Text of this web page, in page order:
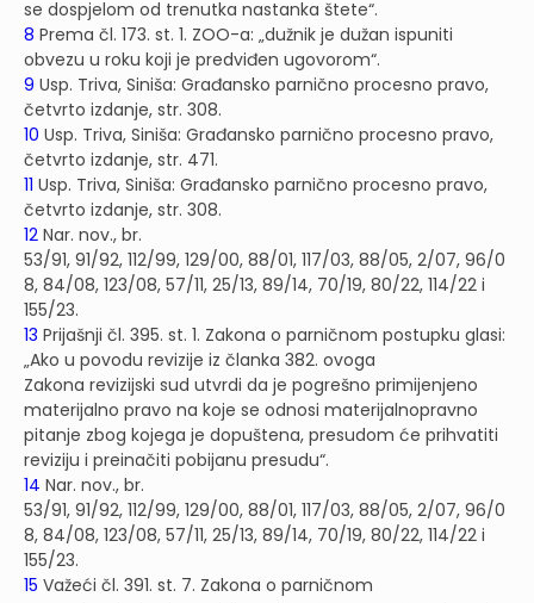
se dospjelom od trenutka nastanka štete“.
8 Prema čl. 173. st. 1. ZOO-a: „dužnik je dužan ispuniti
obvezu u roku koji je predviđen ugovorom“.
9 Usp. Triva, Siniša: Građansko parnično procesno pravo,
četvrto izdanje, str. 308.
10 Usp. Triva, Siniša: Građansko parnično procesno pravo,
četvrto izdanje, str. 471.
11 Usp. Triva, Siniša: Građansko parnično procesno pravo,
četvrto izdanje, str. 308.
12 Nar. nov., br.
53/91, 91/92, 112/99, 129/00, 88/01, 117/03, 88/05, 2/07, 96/0
8, 84/08, 123/08, 57/11, 25/13, 89/14, 70/19, 80/22, 114/22 i
155/23.
13 Prijašnji čl. 395. st. 1. Zakona o parničnom postupku glasi:
„Ako u povodu revizije iz članka 382. ovoga
Zakona revizijski sud utvrdi da je pogrešno primijenjeno
materijalno pravo na koje se odnosi materijalnopravno
pitanje zbog kojega je dopuštena, presudom će prihvatiti
reviziju i preinačiti pobijanu presudu“.
14 Nar. nov., br.
53/91, 91/92, 112/99, 129/00, 88/01, 117/03, 88/05, 2/07, 96/0
8, 84/08, 123/08, 57/11, 25/13, 89/14, 70/19, 80/22, 114/22 i
155/23.
15 Važeći čl. 391. st. 7. Zakona o parničnom